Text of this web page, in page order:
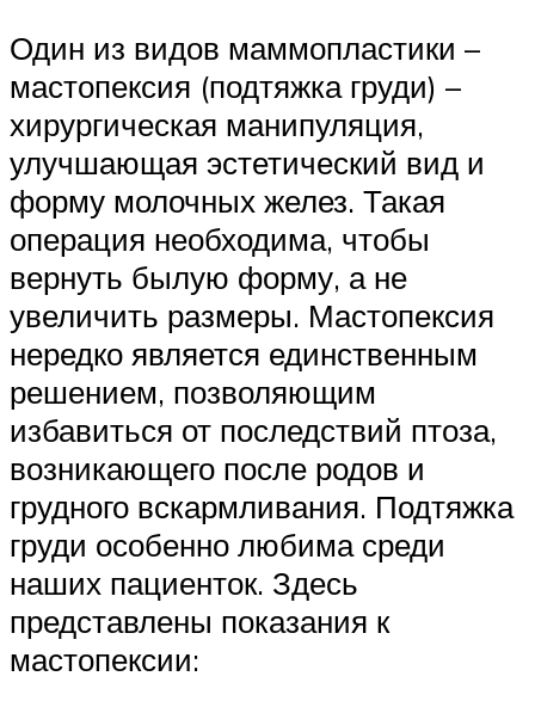
Один из видов маммопластики –
мастопексия (подтяжка груди) –
хирургическая манипуляция,
улучшающая эстетический вид и
форму молочных желез. Такая
операция необходима, чтобы
вернуть былую форму, а не
увеличить размеры. Мастопексия
нередко является единственным
решением, позволяющим
избавиться от последствий птоза,
возникающего после родов и
грудного вскармливания. Подтяжка
груди особенно любима среди
наших пациенток. Здесь
представлены показания к
мастопексии: